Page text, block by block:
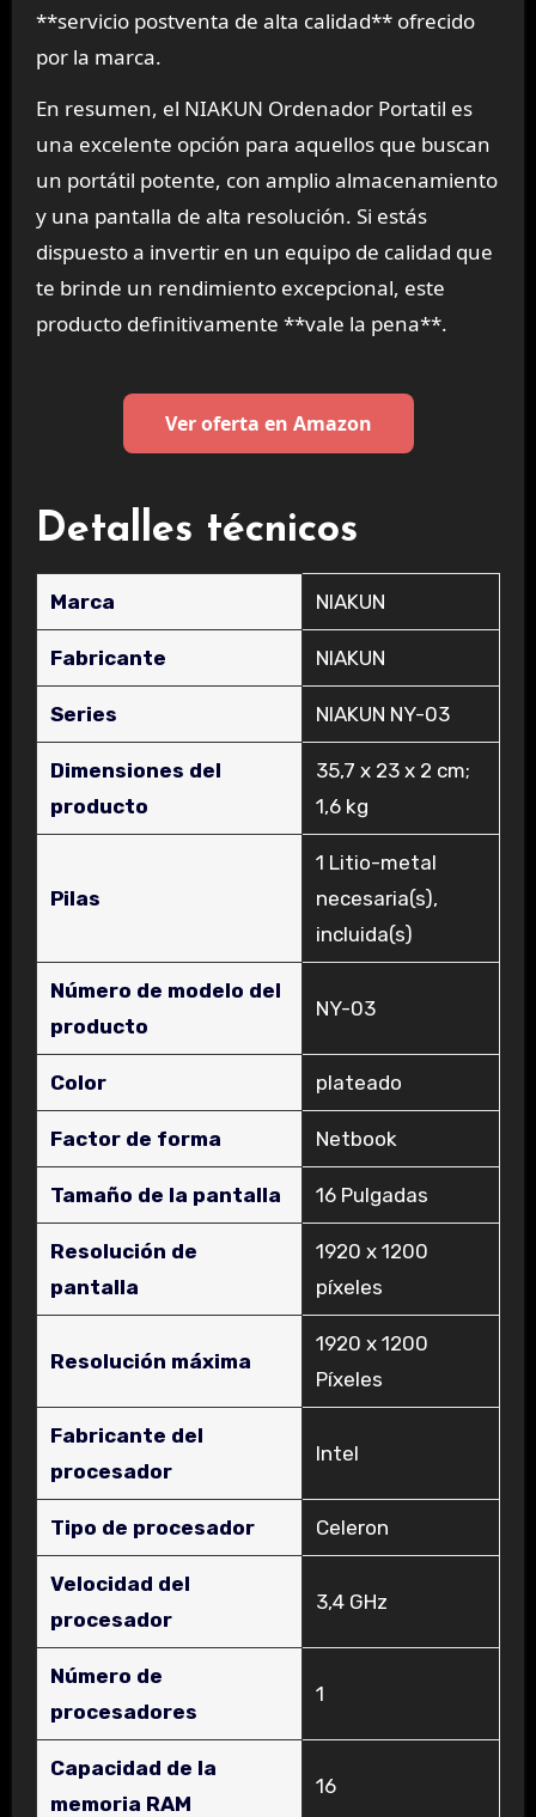
**servicio postventa de alta calidad** ofrecido
por la marca.
En resumen, el NIAKUN Ordenador Portatil es
una excelente opción para aquellos que buscan
un portátil potente, con amplio almacenamiento
y una pantalla de alta resolución. Si estás
dispuesto a invertir en un equipo de calidad que
te brinde un rendimiento excepcional, este
producto definitivamente **vale la pena**.
Ver oferta en Amazon
Detalles técnicos
Marca ‎NIAKUN
Fabricante ‎NIAKUN
Series ‎NIAKUN NY-03
Dimensiones del
producto
‎35,7 x 23 x 2 cm;
1,6 kg
Pilas
‎1 Litio-metal
necesaria(s),
incluida(s)
Número de modelo del
producto
‎NY-03
Color ‎plateado
Factor de forma ‎Netbook
Tamaño de la pantalla ‎16 Pulgadas
Resolución de
pantalla
‎1920 x 1200
píxeles
Resolución máxima
‎1920 x 1200
Píxeles
Fabricante del
procesador
‎Intel
Tipo de procesador ‎Celeron
Velocidad del
procesador
‎3,4 GHz
Número de
procesadores
‎1
Capacidad de la
memoria RAM
‎16